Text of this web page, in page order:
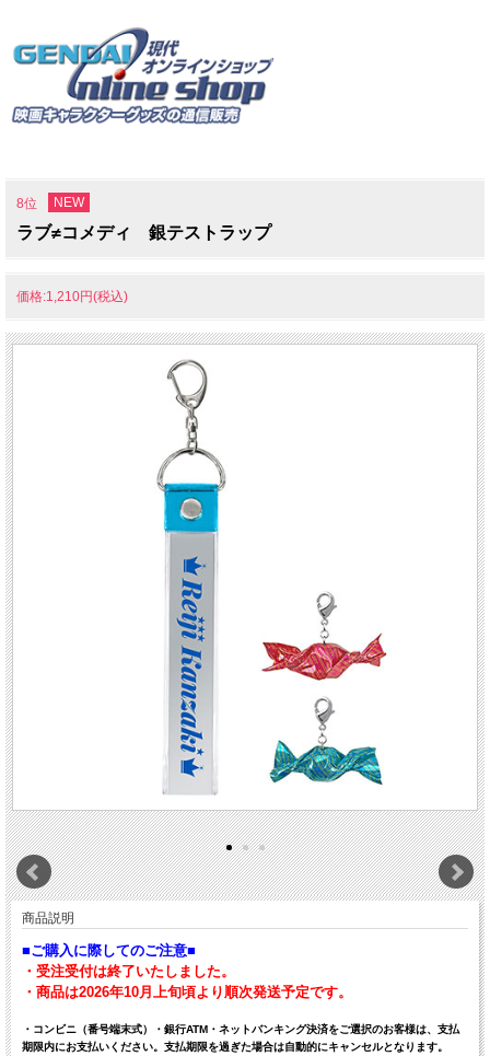
8位 NEW
ラブ≠コメディ 銀テストラップ
価格:1,210円(税込)
商品説明
■ご購入に際してのご注意■
・ 受注受付は終了いたしました。
・商品は2026年10月上旬頃より順次発送予定です。
・コンビニ（番号端末式）・銀行ATM・ネットバンキング決済をご選択のお客様は、支払
期限内にお支払いください。支払期限を過ぎた場合は自動的にキャンセルとなります。